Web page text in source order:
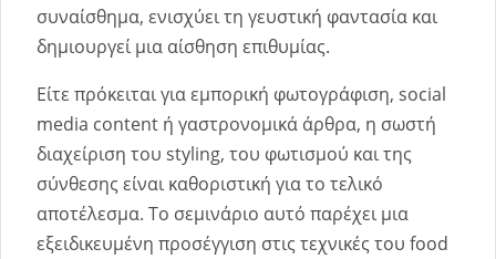
συναίσθημα, ενισχύει τη γευστική φαντασία και
δημιουργεί μια αίσθηση επιθυμίας.
Είτε πρόκειται για εμπορική φωτογράφιση, social
media content ή γαστρονομικά άρθρα, η σωστή
διαχείριση του styling, του φωτισμού και της
σύνθεσης είναι καθοριστική για το τελικό
αποτέλεσμα. Το σεμινάριο αυτό παρέχει μια
εξειδικευμένη προσέγγιση στις τεχνικές του food